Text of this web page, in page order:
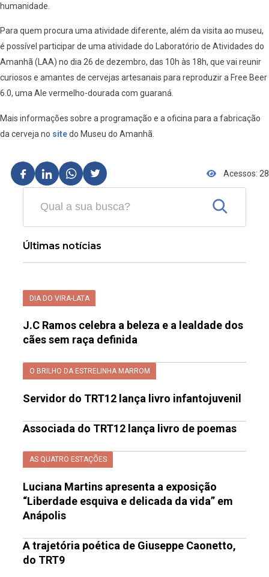
humanidade.
Para quem procura uma atividade diferente, além da visita ao museu,
é possível participar de uma atividade do Laboratório de Atividades do
Amanhã (LAA) no dia 26 de dezembro, das 10h às 18h, que vai reunir
curiosos e amantes de cervejas artesanais para reproduzir a Free Beer
6.0, uma Ale vermelho-dourada com guaraná.
Mais informações sobre a programação e a oficina para a fabricação
da cerveja no sitedo Museu do Amanhã.
Acessos: 28
Últimas notícias
DIA DO VIRA-LATA
J.C Ramos celebra a beleza e a lealdade dos
cães sem raça definida
O BRILHO DA ESTRELINHA MARROM
Servidor do TRT12 lança livro infantojuvenil
Associada do TRT12 lança livro de poemas
AS QUATRO ESTAÇÕES
Luciana Martins apresenta a exposição
“Liberdade esquiva e delicada da vida” em
Anápolis
A trajetória poética de Giuseppe Caonetto,
do TRT9